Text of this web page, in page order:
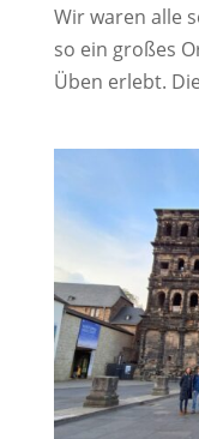
Wir waren alle
so ein großes
Üben erlebt.